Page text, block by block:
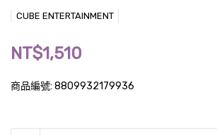
CUBE ENTERTAINMENT
NT$1,510
商品編號: 8809932179936